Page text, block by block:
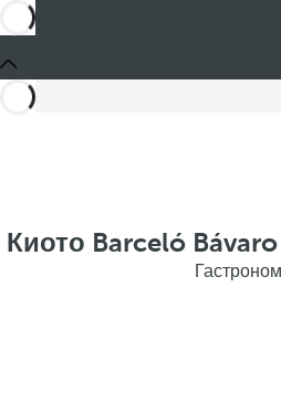
Киото Barceló